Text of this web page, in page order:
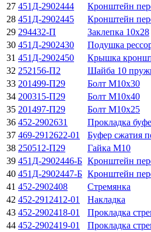
27 451Д-2902444 Кронштейн
28 451Д-2902445 Кронштейн
29 294432-П Заклепка 10x28
30 451Д-2902430 Подушка
31 451Д-2902450 Крышка
32 252156-П2 Шайба 10
33 201499-П29 Болт М10х30
34 200315-П29 Болт М10х40
35 201497-П29 Болт М10х25
36 452-2902631 Прокладка
37 469-2912622-01 Буфер сжатия
38 250512-П29 Гайка М10
39 451Д-2902446-Б Кронштейн
40 451Д-2902447-Б Кронштейн
41 452-2902408 Стремянка
42 452-2912412-01 Накладка
43 452-2902418-01 Прокладка
44 452-2902419-01 Прокладка